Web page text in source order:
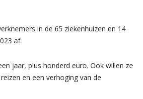
in de 65 ziekenhuizen en 14
af.
jaar, plus honderd euro. Ook willen ze
en een verhoging van de